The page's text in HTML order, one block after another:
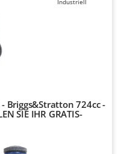
Briggs&Stratton 724cc -
SIE IHR GRATIS-